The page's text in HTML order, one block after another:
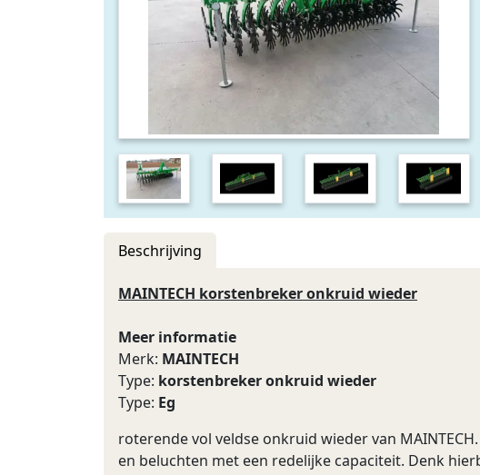
Beschrijving
MAINTECH korstenbreker onkruid wieder
Meer informatie
Merk: MAINTECH
Type: korstenbreker onkruid wieder
Type: Eg
roterende vol veldse onkruid wieder van
en beluchten met een redelijke capaciteit. Denk